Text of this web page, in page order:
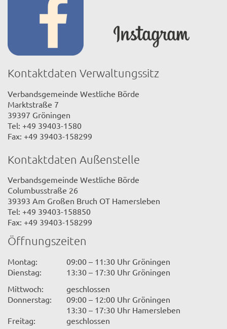
Kontaktdaten Verwaltungssitz
Verbandsgemeinde Westliche Börde
Marktstraße 7
39397 Gröningen
Tel: +49 39403-1580
Fax: +49 39403-158299
Kontaktdaten Außenstelle
Verbandsgemeinde Westliche Börde
Columbusstraße 26
39393 Am Großen Bruch OT Hamersleben
Tel: +49 39403-158850
Fax: +49 39403-158299
Öffnungszeiten
Montag:
09:00 – 11:30 Uhr Gröningen
Dienstag:
13:30 – 17:30 Uhr Gröningen
Mittwoch:
geschlossen
Donnerstag:
09:00 – 12:00 Uhr Gröningen
13:30 – 17:30 Uhr Hamersleben
Freitag:
geschlossen